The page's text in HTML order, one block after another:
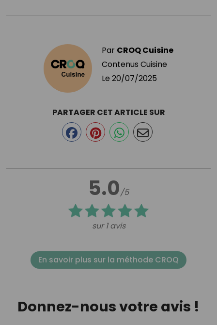
Par CROQ Cuisine
Contenus Cuisine
Le 20/07/2025
5.0/5
sur 1 avis
PARTAGER CET ARTICLE SUR
En savoir plus sur la méthode CROQ
Donnez-nous votre avis !